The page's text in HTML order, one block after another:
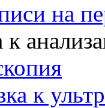
на
к
к